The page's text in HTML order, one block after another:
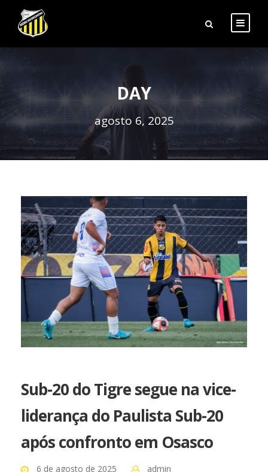
DAY
agosto 6, 2025
Sub-20 do Tigre segue na vice-
liderança do Paulista Sub-20
após confronto em Osasco
6 de agosto de 2025
admin